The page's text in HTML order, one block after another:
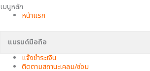
เมนูหลัก
หน้าแรก
แบรนด์มือถือ
แจ้งชำระเงิน
ติดตามสถานะเคลม/ซ่อม